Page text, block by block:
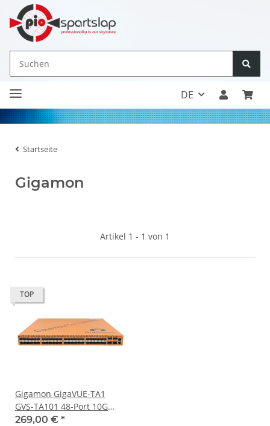
DE
Startseite
Gigamon
Artikel 1 - 1 von 1
TOP
Gigamon GigaVUE-TA1
GVS-TA101 48-Port 10G
SFP+ Traffic Aggregation
269,00 € *